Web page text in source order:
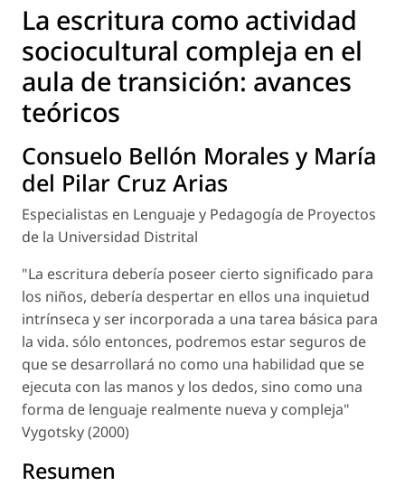
La escritura como actividad
sociocultural compleja en el
aula de transición: avances
teóricos
Consuelo Bellón Morales y María
del Pilar Cruz Arias
Especialistas en Lenguaje y Pedagogía de Proyectos
de la Universidad Distrital
"La escritura debería poseer cierto significado para
los niños, debería despertar en ellos una inquietud
intrínseca y ser incorporada a una tarea básica para
la vida. sólo entonces, podremos estar seguros de
que se desarrollará no como una habilidad que se
ejecuta con las manos y los dedos, sino como una
forma de lenguaje realmente nueva y compleja"
Vygotsky (2000)
Resumen